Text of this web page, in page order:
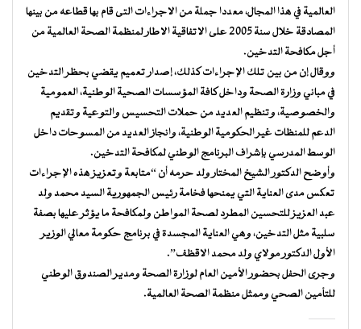
العالمية في هذا المجال، معددا جملة من الاجراءات التى قام بها قطاعه من بينها
المصادقة خلال سنة 2005 على الاتفاقية الاطار لمنظمة الصحة العالمية من
أجل مكافحة التدخين.
ووقال إن من بين تلك الإجراءات كذلك، إصدار تعميم يقضي بحظر التدخين
في مباني وزارة الصحة وداخل كافة المؤسسات الصحية الوطنية، العمومية
والخصوصية، وتنظيم العديد من حملات التحسيس والتوعية وتقديم
الدعم للمنظات غير الحكومية الوطنية، وانجاز العديد من المسوحات داخل
الوسط المدرسي بإشراف البرنامج الوطني لمكافحة التدخين.
وأوضح الدكتور الشيخ المختار ولد حرمه أن “متابعة وتعزيز هذه الإجراءات
تعكس مدى العناية التي يمنحها فخامة رئيس الجمهورية السيد محمد ولد
عبد العزيز للتحسين المطرد لصحة المواطن ولمكافحة ما يؤثر عليها بصفة
سلبية مثل التدخين، وهي العناية المجسدة في برنامج حكومة معالي الوزير
الأول الدكتور مولاي ولد محمد الاقظف”.
وجرى الحفل بحضور الأمين العام لوزارة الصحة ومدير الصندوق الوطني
للتأمين الصحي وممثل منظمة الصحة العالمية.